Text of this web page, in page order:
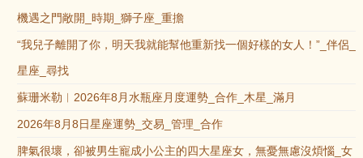
機遇之門敞開_時期_獅子座_重擔
“我兒子離開了你，明天我就能幫他重新找一個好樣的女人！”_伴侶_
星座_尋找
蘇珊米勒︱2026年8月水瓶座月度運勢_合作_木星_滿月
2026年8月8日星座運勢_交易_管理_合作
脾氣很壞，卻被男生寵成小公主的四大星座女，無憂無慮沒煩惱_女